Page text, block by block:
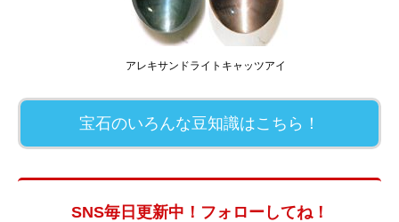
アレキサンドライトキャッツアイ
宝石のいろんな豆知識はこちら！
SNS毎日更新中！フォローしてね！